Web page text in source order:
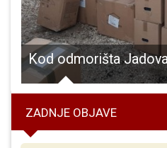
ZADNJE OBJAVE